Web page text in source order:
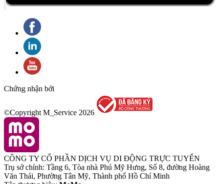
Chứng nhận bởi
©Copyright M_Service 2026
CÔNG TY CỔ PHẦN DỊCH VỤ DI ĐỘNG TRỰC TUYẾN
Trụ sở chính: Tầng 6, Tòa nhà Phú Mỹ Hưng, Số 8, đường Hoàng
Văn Thái, Phường Tân Mỹ, Thành phố Hồ Chí Minh